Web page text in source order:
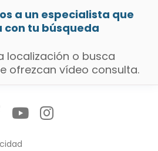
a un especialista que
con tu búsqueda
localización o busca
ofrezcan vídeo consulta.